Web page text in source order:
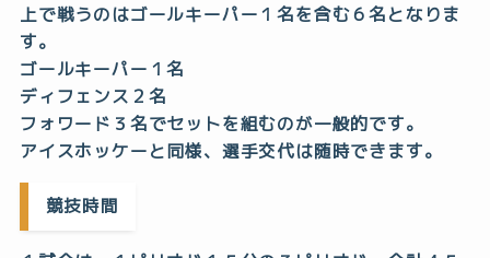
上で戦うのはゴールキーパー１名を含む６名となりま
す。
ゴールキーパー１名
ディフェンス２名
フォワード３名でセットを組むのが一般的です。
アイスホッケーと同様、選手交代は随時できます。
競技時間